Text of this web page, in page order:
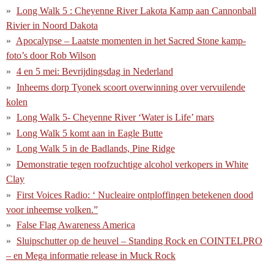
Long Walk 5 : Cheyenne River Lakota Kamp aan Cannonball
Rivier in Noord Dakota
Apocalypse – Laatste momenten in het Sacred Stone kamp-
foto’s door Rob Wilson
4 en 5 mei: Bevrijdingsdag in Nederland
Inheems dorp Tyonek scoort overwinning over vervuilende
kolen
Long Walk 5- Cheyenne River ‘Water is Life’ mars
Long Walk 5 komt aan in Eagle Butte
Long Walk 5 in de Badlands, Pine Ridge
Demonstratie tegen roofzuchtige alcohol verkopers in White
Clay
First Voices Radio: ‘ Nucleaire ontploffingen betekenen dood
voor inheemse volken.”
False Flag Awareness America
Sluipschutter op de heuvel – Standing Rock en COINTELPRO
– en Mega informatie release in Muck Rock